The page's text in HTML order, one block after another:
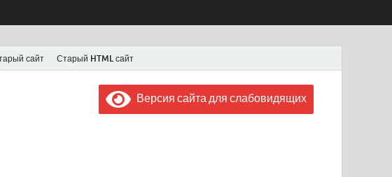
сайт Старый HTML сайт
Газета "Советская Россия"
с июля 1956 года
Версия сайта для слабовидящих